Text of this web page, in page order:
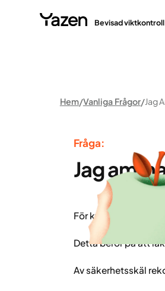
Bevisad
Hem Vanliga Frågor
Fråga:
Jag
För kvinnor som
Detta beror på att
Av säkerhetsskäl